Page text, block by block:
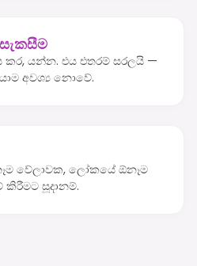
කර, යන්න. එය එතරම් සරලයි —
අවශ්‍ය නොවේ.
වේලාවක, ලෝකයේ ඕනෑම
කිරීමට සූදානම්.